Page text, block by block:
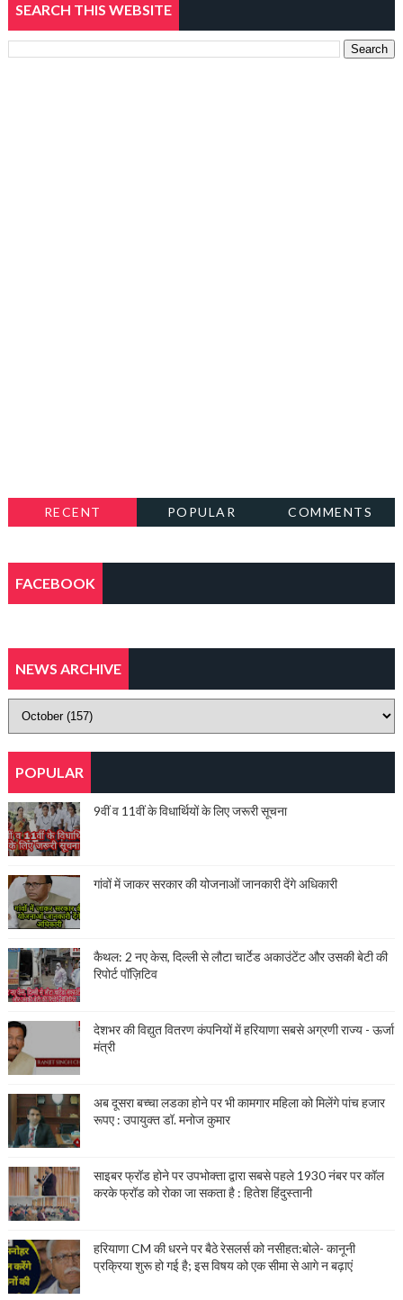
SEARCH THIS WEBSITE
RECENT POPULAR COMMENTS
FACEBOOK
NEWS ARCHIVE
POPULAR
9वीं व 11वीं के विधार्थियों के लिए जरूरी सूचना
गांवों में जाकर सरकार की योजनाओं जानकारी देंगे अधिकारी
कैथल: 2 नए केस, दिल्ली से लौटा चार्टेड अकाउंटेंट और उसकी बेटी की
रिपोर्ट पॉज़िटिव
देशभर की विद्युत वितरण कंपनियों में हरियाणा सबसे अग्रणी राज्य - ऊर्जा
मंत्री
अब दूसरा बच्चा लडका होने पर भी कामगार महिला को मिलेंगे पांच हजार
रूपए : उपायुक्त डॉ. मनोज कुमार
साइबर फ्रॉड होने पर उपभोक्ता द्वारा सबसे पहले 1930 नंबर पर कॉल
करके फ्रॉड को रोका जा सकता है : हितेश हिंदुस्तानी
हरियाणा CM की धरने पर बैठे रेसलर्स को नसीहत:बोले- कानूनी
प्रक्रिया शुरू हो गई है; इस विषय को एक सीमा से आगे न बढ़ाएं